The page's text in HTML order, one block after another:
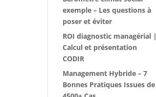
exemple – Les questions à
poser et éviter
ROI diagnostic managérial |
Calcul et présentation
CODIR
Management Hybride – 7
Bonnes Pratiques Issues de